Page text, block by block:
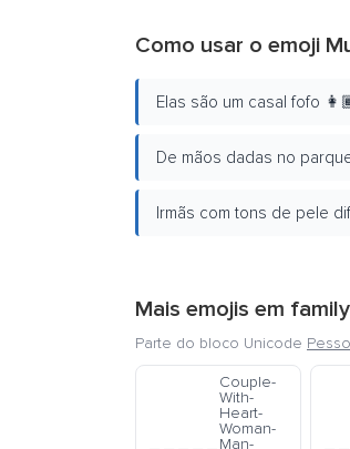
Como usar o emoji
Elas são um casal fofo
De mãos dadas no
Irmãs com tons de pele
Mais emojis em family
Parte do bloco Unicode
Couple-
With-
Heart-
Woman-
Man-